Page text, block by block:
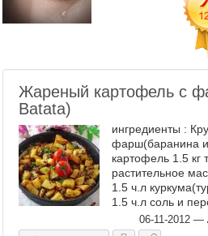
Рейтинги
Фототоп
Видеотоп
Жареный картофель с
Batata)
ингредиенты :
фарш(баранина
картофель 1.5 кг
растительное
1.5 ч.л
1.5 ч.л соль и
петрушки
06-11-2012 —